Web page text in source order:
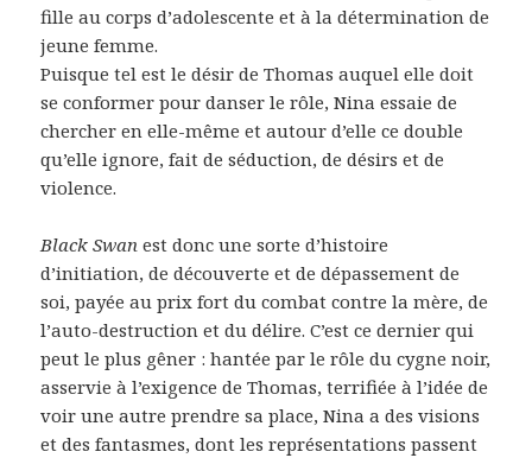
fille au corps d’adolescente et à la détermination de
jeune femme.
Puisque tel est le désir de Thomas auquel elle doit
se conformer pour danser le rôle, Nina essaie de
chercher en elle-même et autour d’elle ce double
qu’elle ignore, fait de séduction, de désirs et de
violence.
Black Swan est donc une sorte d’histoire
d’initiation, de découverte et de dépassement de
soi, payée au prix fort du combat contre la mère, de
l’auto-destruction et du délire. C’est ce dernier qui
peut le plus gêner : hantée par le rôle du cygne noir,
asservie à l’exigence de Thomas, terrifiée à l’idée de
voir une autre prendre sa place, Nina a des visions
et des fantasmes, dont les représentations passent